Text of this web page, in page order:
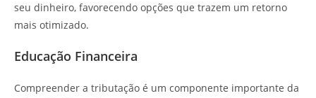
seu dinheiro, favorecendo opções que trazem um retorno
mais otimizado.
Educação Financeira
Compreender a tributação é um componente importante da